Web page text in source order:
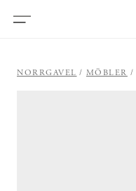
NORRGAVEL MÖBLER